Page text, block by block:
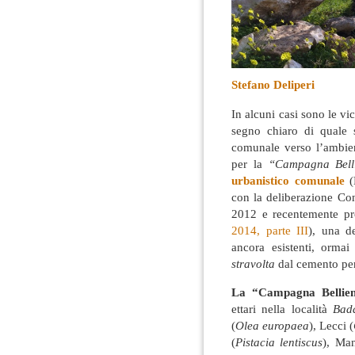
Stefano Deliperi
In alcuni casi sono le
segno chiaro di quale
comunale verso
per la
“Campagna
urbanistico comunale
con la deliberazione
2012 e recentemente
2014, parte III), una
ancora esistenti,
stravolta dal cemento
La “Campagna
ettari nella località
(Olea europaea), Lecci (
(Pistacia lentiscus),